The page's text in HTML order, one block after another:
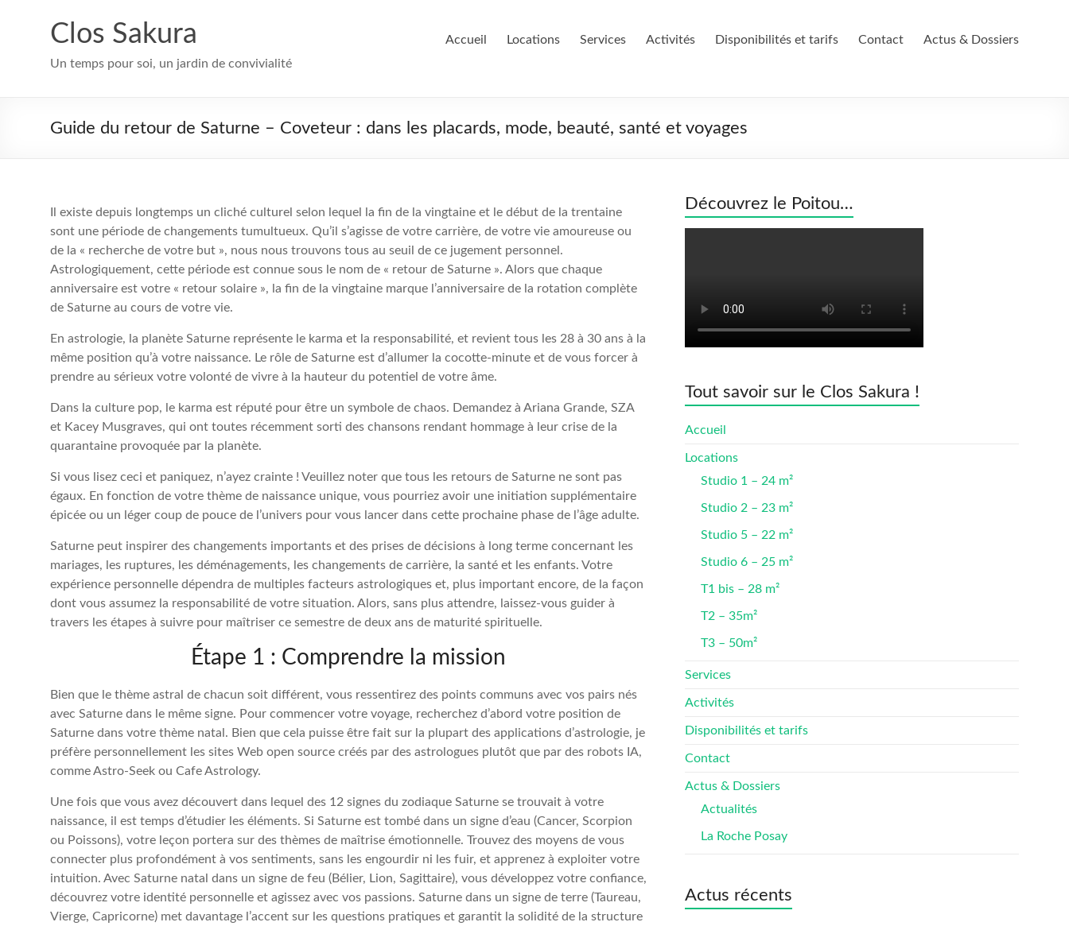
Clos Sakura
Un temps pour soi, un jardin de convivialité
Accueil Locations Services Activités Disponibilités et tarifs Contact Actus & Dossiers
Guide du retour de Saturne – Coveteur : dans les placards, mode, beauté, santé et voyages
Il existe depuis longtemps un cliché culturel selon lequel la fin de la vingtaine et le début de la trentaine
sont une période de changements tumultueux. Qu’il s’agisse de votre carrière, de votre vie amoureuse ou
de la « recherche de votre but », nous nous trouvons tous au seuil de ce jugement personnel.
Astrologiquement, cette période est connue sous le nom de « retour de Saturne ». Alors que chaque
anniversaire est votre « retour solaire », la fin de la vingtaine marque l’anniversaire de la rotation complète
de Saturne au cours de votre vie.
En astrologie, la planète Saturne représente le karma et la responsabilité, et revient tous les 28 à 30 ans à la
même position qu’à votre naissance. Le rôle de Saturne est d’allumer la cocotte-minute et de vous forcer à
prendre au sérieux votre volonté de vivre à la hauteur du potentiel de votre âme.
Dans la culture pop, le karma est réputé pour être un symbole de chaos. Demandez à Ariana Grande, SZA
et Kacey Musgraves, qui ont toutes récemment sorti des chansons rendant hommage à leur crise de la
quarantaine provoquée par la planète.
Si vous lisez ceci et paniquez, n’ayez crainte ! Veuillez noter que tous les retours de Saturne ne sont pas
égaux. En fonction de votre thème de naissance unique, vous pourriez avoir une initiation supplémentaire
épicée ou un léger coup de pouce de l’univers pour vous lancer dans cette prochaine phase de l’âge adulte.
Saturne peut inspirer des changements importants et des prises de décisions à long terme concernant les
mariages, les ruptures, les déménagements, les changements de carrière, la santé et les enfants. Votre
expérience personnelle dépendra de multiples facteurs astrologiques et, plus important encore, de la façon
dont vous assumez la responsabilité de votre situation. Alors, sans plus attendre, laissez-vous guider à
travers les étapes à suivre pour maîtriser ce semestre de deux ans de maturité spirituelle.
Étape 1 : Comprendre la mission
Bien que le thème astral de chacun soit différent, vous ressentirez des points communs avec vos pairs nés
avec Saturne dans le même signe. Pour commencer votre voyage, recherchez d’abord votre position de
Saturne dans votre thème natal. Bien que cela puisse être fait sur la plupart des applications d’astrologie, je
préfère personnellement les sites Web open source créés par des astrologues plutôt que par des robots IA,
comme Astro-Seek ou Cafe Astrology.
Une fois que vous avez découvert dans lequel des 12 signes du zodiaque Saturne se trouvait à votre
naissance, il est temps d’étudier les éléments. Si Saturne est tombé dans un signe d’eau (Cancer, Scorpion
ou Poissons), votre leçon portera sur des thèmes de maîtrise émotionnelle. Trouvez des moyens de vous
connecter plus profondément à vos sentiments, sans les engourdir ni les fuir, et apprenez à exploiter votre
intuition. Avec Saturne natal dans un signe de feu (Bélier, Lion, Sagittaire), vous développez votre confiance,
découvrez votre identité personnelle et agissez avec vos passions. Saturne dans un signe de terre (Taureau,
Vierge, Capricorne) met davantage l’accent sur les questions pratiques et garantit la solidité de la structure
Découvrez le Poitou…
Tout savoir sur le Clos Sakura !
Accueil
Locations
Studio 1 – 24 m²
Studio 2 – 23 m²
Studio 5 – 22 m²
Studio 6 – 25 m²
T1 bis – 28 m²
T2 – 35m²
T3 – 50m²
Services
Activités
Disponibilités et tarifs
Contact
Actus & Dossiers
Actualités
La Roche Posay
Actus récents